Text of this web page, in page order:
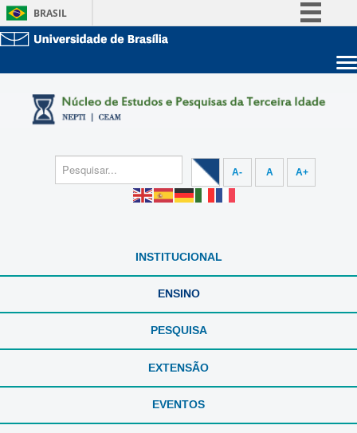
BRASIL
Canais
Unidades acadêmicas
Administração
A- A A+
INSTITUCIONAL
ENSINO
PESQUISA
EXTENSÃO
EVENTOS